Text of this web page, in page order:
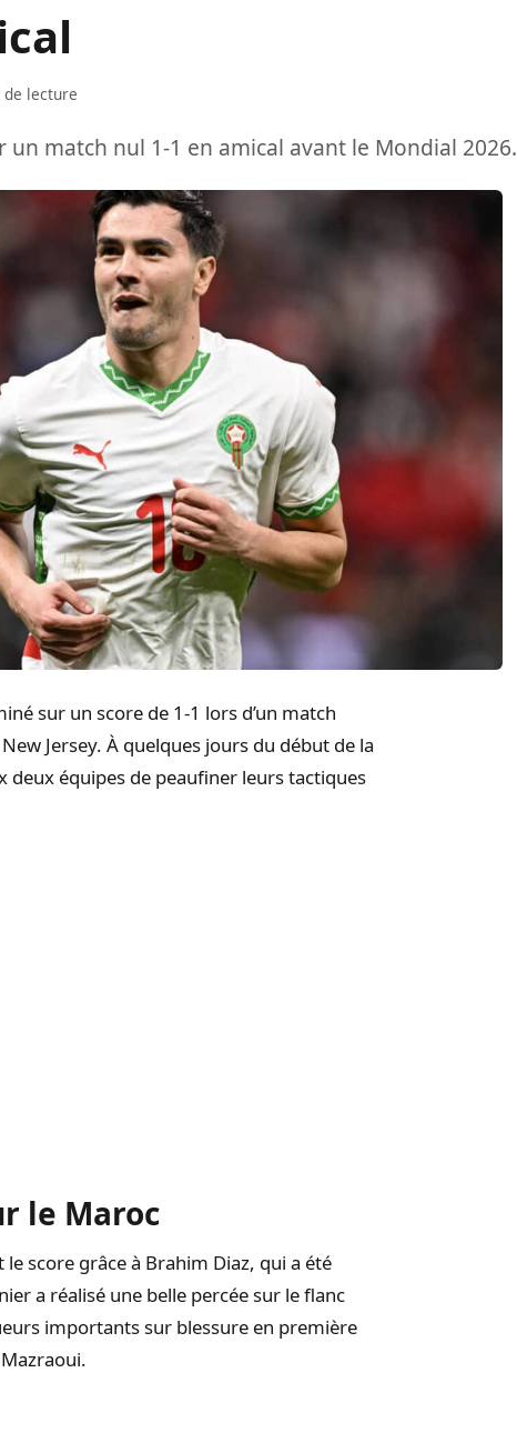
lecture
match nul 1-1 en amical avant le Mondial 2026.
sur un score de 1-1 lors d’un match
Jersey. À quelques jours du début de la
équipes de peaufiner leurs tactiques
le Maroc
score grâce à Brahim Diaz, qui a été
a réalisé une belle percée sur le flanc
importants sur blessure en première